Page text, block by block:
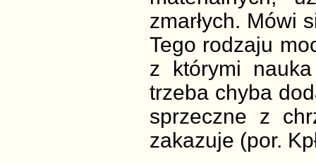
zmarłych. Mówi
Tego rodzaju
z którymi
trzeba chyba
sprzeczne z
zakazuje (por.